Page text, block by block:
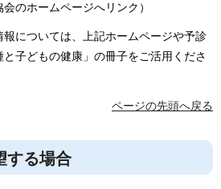
のホームページへリンク）
については、上記ホームページや予診
子どもの健康」の冊子をご活用くださ
ページの先頭へ戻る
する場合